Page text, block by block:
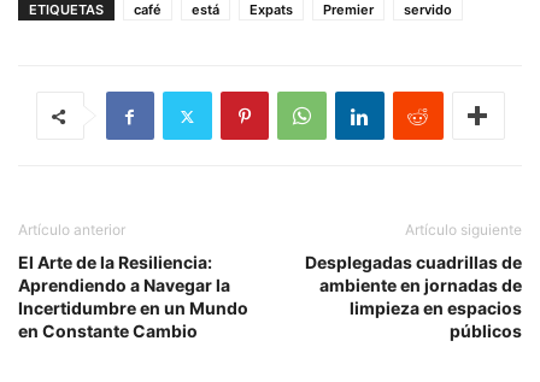
ETIQUETAS café está Expats Premier servido
Artículo anterior
El Arte de la Resiliencia:
Aprendiendo a Navegar la
Incertidumbre en un Mundo
en Constante Cambio
Artículo siguiente
Desplegadas cuadrillas de
ambiente en jornadas de
limpieza en espacios
públicos